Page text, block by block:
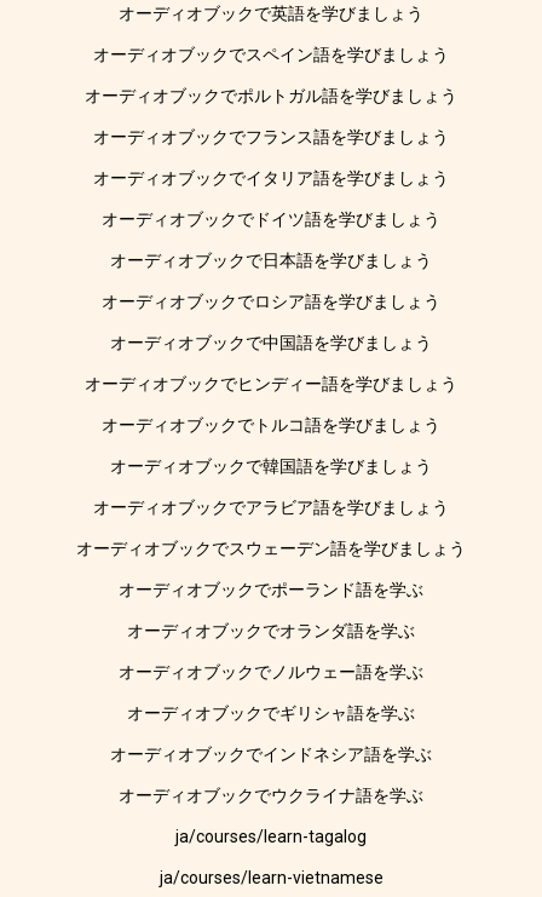
オーディオブックで英語を学びましょう
オーディオブックでスペイン語を学びましょう
オーディオブックでポルトガル語を学びましょう
オーディオブックでフランス語を学びましょう
オーディオブックでイタリア語を学びましょう
オーディオブックでドイツ語を学びましょう
オーディオブックで日本語を学びましょう
オーディオブックでロシア語を学びましょう
オーディオブックで中国語を学びましょう
オーディオブックでヒンディー語を学びましょう
オーディオブックでトルコ語を学びましょう
オーディオブックで韓国語を学びましょう
オーディオブックでアラビア語を学びましょう
オーディオブックでスウェーデン語を学びましょう
オーディオブックでポーランド語を学ぶ
オーディオブックでオランダ語を学ぶ
オーディオブックでノルウェー語を学ぶ
オーディオブックでギリシャ語を学ぶ
オーディオブックでインドネシア語を学ぶ
オーディオブックでウクライナ語を学ぶ
ja/courses/learn-tagalog
ja/courses/learn-vietnamese